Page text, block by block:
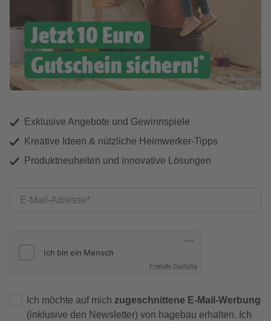
Exklusive Angebote und Gewinnspiele
Kreative Ideen & nützliche Heimwerker-Tipps
Produktneuheiten und innovative Lösungen
E-Mail-Adresse
Friendly Captcha
Ich möchte auf mich zugeschnittene E-Mail-Werbung
(inklusive den Newsletter) von hagebau erhalten. Ich